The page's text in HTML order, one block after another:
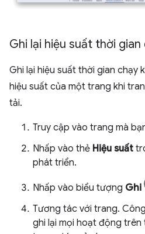
Ghi lại hiệu suất thời gian
Ghi lại hiệu suất thời gian chạy
hiệu suất của một trang khi
tải.
Truy cập vào trang mà
Nhấp vào thẻ Hiệu suất
phát triển.
Nhấp vào biểu tượng Ghi
Tương tác với trang.
ghi lại mọi hoạt động